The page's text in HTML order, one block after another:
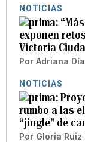
NOTICIAS
exponen
Victoria
Por Adriana
NOTICIAS
rumbo a las
“jingle” de
Por Gloria Ruiz